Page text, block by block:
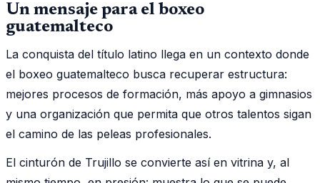
Un mensaje para el boxeo
guatemalteco
La conquista del título latino llega en un contexto donde
el boxeo guatemalteco busca recuperar estructura:
mejores procesos de formación, más apoyo a gimnasios
y una organización que permita que otros talentos sigan
el camino de las peleas profesionales.
El cinturón de Trujillo se convierte así en vitrina y, al